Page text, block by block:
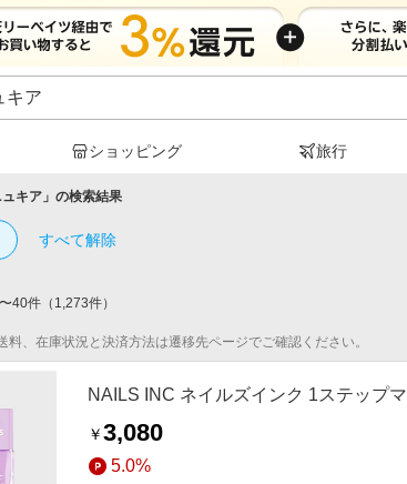
ショッピング 旅行
キア 」の検索結果
すべて解除
〜40件 （ 1,273件）
料、在庫状況と決済方法は遷移先ページでご確認ください。
NAILS INC ネイルズインク 1ステップ
￥3,080
5.0%